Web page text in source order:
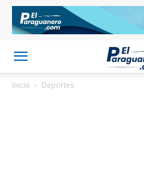
Inicio Deportes